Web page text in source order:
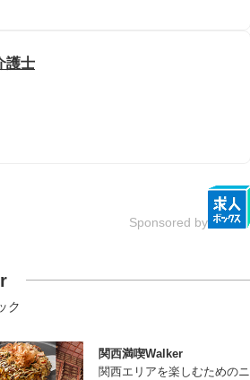
護士
Sponsored by
ク
関西満喫Walker
関西エリアを楽しむためのニ